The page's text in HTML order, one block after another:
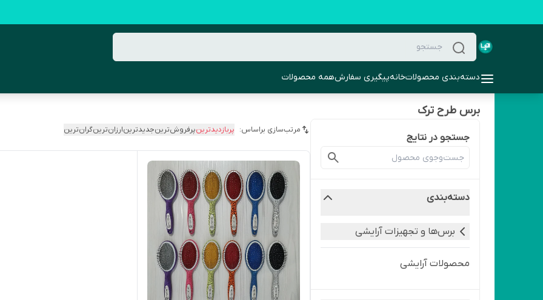
دسته‌بندی محصولاتخانهپیگیری سفارشهمه محصولات
برس طرح ترک
جستجو در نتایج
دسته‌بندی
برس‌ها و تجهیزات آرایشی
محصولات آرایشی
مرتب‌سازی براساس: پربازدیدترینپرفروش‌ترینجدیدترینارزان‌ترینگران‌ترین